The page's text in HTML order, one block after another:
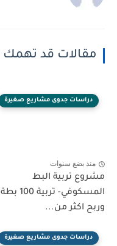
مقالات قد تهمك
دراسات جدوى مشاريع صغيرة
منذ بضع سنوات
مشروع تربية البط
المسكوفي- تربية 100 بطة
وربح اكثر من...
دراسات جدوى مشاريع صغيرة